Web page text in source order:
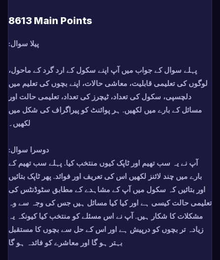
8613 Main Points
پیلا سوال:
پہلے سوال کے جواب میں آپ اپنے سکول کے ارد گرد کے ماحول،
لوگوں کی تعلیمی قابلیت، معاشی حالات، اپنے بچوں کی تعلیم میں
دلچسپی، سکول کی تعداد، ٹیچرز کی تعداد، تعلیمی حالت اور
مسائل کے بارے میں لکھیں. ہر پوائنٹ کو پیراگراف کی شکل میں
لکھیں۔
دوسرا سوال:
آپ نے یہ سب تھیم اور ٹاپک کیوں منتخب کیا. پہلے سب تھیم کے
بارے میں چند لائنز لکھیں اس کی تعریف اور فوائد. پھر ٹاپک بتائیں
اور بتائیں کہ سکول میں آپ کے مشاہدے کے مطابق سٹوڈنٹس کی
تعلیمی حالت کیسی ہے اور کیا کیا مسائل ہیں جس کی وجہ سے وہ
مشکلات کا شکار ہیں. آپ نے اس مسئلے کو منتخب کیا کیونکہ یہ
زیادہ تر بچوں کو درپیش ہے اور اس کے حل سے بچوں کا مستقبل
بہتر ہو گا اور معاشرے کو فائدہ ہو گا